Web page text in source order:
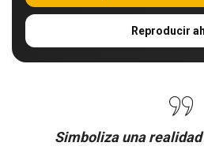
Reproducir
Simboliza una realidad